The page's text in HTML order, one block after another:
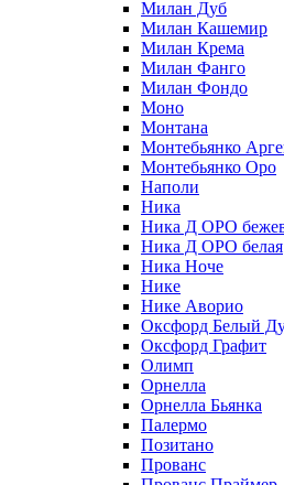
Милан Дуб
Милан Кашемир
Милан Крема
Милан Фанго
Милан Фондо
Моно
Монтана
Монтебьянко
Монтебьянко Оро
Наполи
Ника
Ника Д ОРО
Ника Д ОРО белая
Ника Ноче
Нике
Нике Аворио
Оксфорд Белый
Оксфорд Графит
Олимп
Орнелла
Орнелла Бьянка
Палермо
Позитано
Прованс